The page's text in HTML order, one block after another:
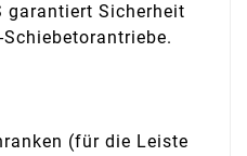
garantiert Sicherheit
Schiebetorantriebe.
(für die Leiste